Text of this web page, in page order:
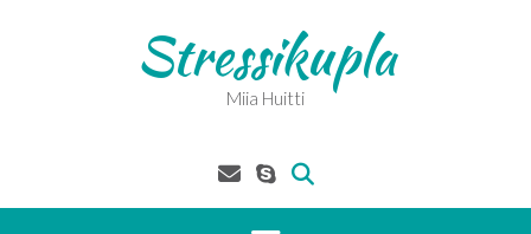
Stressikupla
Miia Huitti